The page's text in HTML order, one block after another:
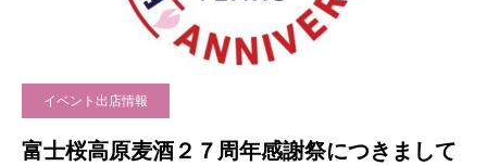
イベント出店情報
富士桜高原麦酒２７周年感謝祭につきまして